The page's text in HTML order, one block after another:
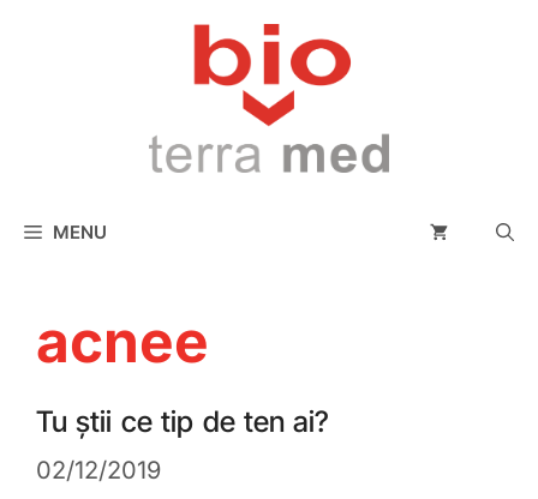
MENU
acnee
Tu știi ce tip de ten ai?
02/12/2019